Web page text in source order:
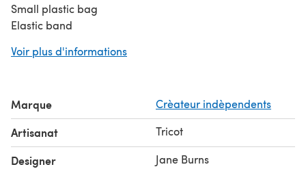
Small plastic bag
Elastic band
Buttons
Voir plus d'informations
Marque Crèateur indèpendents
Artisanat Tricot
Designer Jane Burns